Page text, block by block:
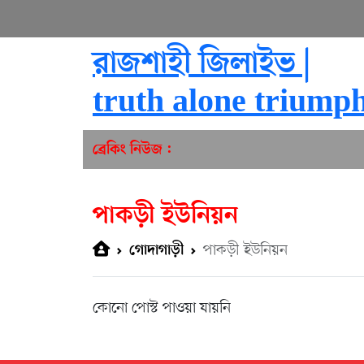
রাজশাহী জিলাইভ |
truth alone
ব্রেকিং নিউজ :
পাকড়ী ইউনিয়ন
গোদাগাড়ী পাকড়ী ইউনিয়ন
কোনো পোস্ট পাওয়া যায়নি